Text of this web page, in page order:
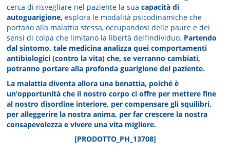
cerca di risvegliare nel paziente la suacapacità di
autoguarigione, esplora le modalità psicodinamiche che
portano alla malattia stessa, occupandosi delle paure e dei
sensi di colpa che limitano la libertà dell’individuo. Partendo
dal sintomo, tale medicina analizza quei comportamenti
antibiologici (contro la vita) che, se verranno cambiati,
potranno portare alla profonda guarigione del paziente.
La malattia diventa allora una benattia, poiché è
un’opportunità che il nostro corpo ci offre per mettere fine
al nostro disordine interiore, per compensare gli squilibri,
per alleggerire la nostra anima, per far crescere la nostra
consapevolezza e vivere una vita migliore.
[PRODOTTO_PH_13708]